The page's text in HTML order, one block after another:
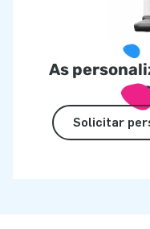
As
Solicitar